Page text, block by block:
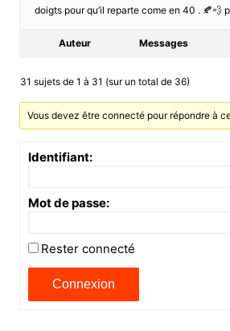
doigts pour qu’il reparte come en 40 . 🍂💨
Auteur Messages
31 sujets de 1 à 31 (sur un total de 36)
Vous devez être connecté pour répondre à
Identifiant:
Mot de passe:
Rester connecté
Connexion